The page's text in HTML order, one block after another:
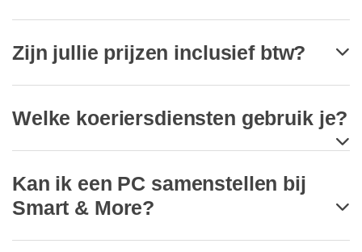
Zijn jullie prijzen inclusief btw?
Welke koeriersdiensten gebruik je?
Kan ik een PC samenstellen bij
Smart & More?